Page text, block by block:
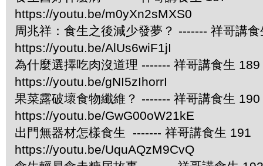
https://youtu.be/m0yXn2sMXS0
周兆祥：食生之後減少發夢？ ------- 祥哥講
https://youtu.be/AlUs6wiF1jI
為什麼選擇吃肉沒道理 ------- 祥哥講食生 189
https://youtu.be/gNI5zIhorrI
果菜露破壞食物纖維？ ------- 祥哥講食生 190
https://youtu.be/GwG00oW21kE
出門無器材怎樣食生 ------- 祥哥講食生 191
https://youtu.be/UquAQzM9CvQ